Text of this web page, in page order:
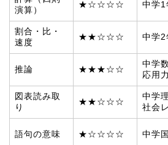
演算）
★☆☆☆☆ 中学1
割合・比・
速度
★★☆☆☆ 中学2
推論 ★★★☆☆
中学
応用力
図表読み取
り
★★☆☆☆
中学
社会
語句の意味 ★☆☆☆☆ 中学